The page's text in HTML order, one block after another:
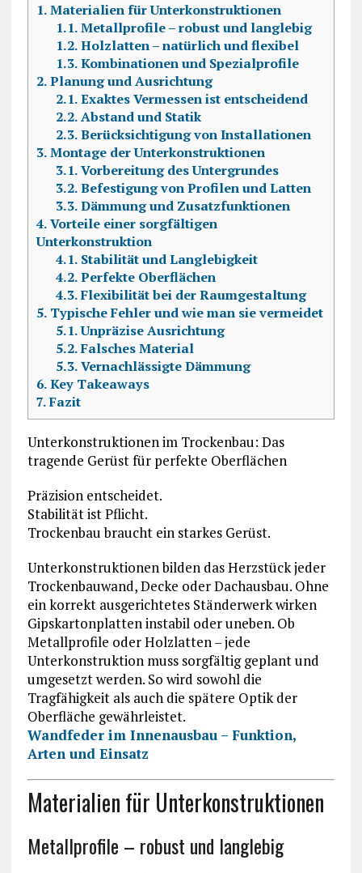
1.Materialien für Unterkonstruktionen
1.1.Metallprofile – robust und langlebig
1.2.Holzlatten – natürlich und flexibel
1.3.Kombinationen und Spezialprofile
2.Planung und Ausrichtung
2.1.Exaktes Vermessen ist entscheidend
2.2.Abstand und Statik
2.3.Berücksichtigung von Installationen
3.Montage der Unterkonstruktionen
3.1.Vorbereitung des Untergrundes
3.2.Befestigung von Profilen und Latten
3.3.Dämmung und Zusatzfunktionen
4.Vorteile einer sorgfältigen
Unterkonstruktion
4.1.Stabilität und Langlebigkeit
4.2.Perfekte Oberflächen
4.3.Flexibilität bei der Raumgestaltung
5.Typische Fehler und wie man sie vermeidet
5.1.Unpräzise Ausrichtung
5.2.Falsches Material
5.3.Vernachlässigte Dämmung
6.Key Takeaways
7.Fazit
Unterkonstruktionen im Trockenbau: Das
tragende Gerüst für perfekte Oberflächen
Präzision entscheidet.
Stabilität ist Pflicht.
Trockenbau braucht ein starkes Gerüst.
Unterkonstruktionen bilden das Herzstück jeder
Trockenbauwand, Decke oder Dachausbau. Ohne
ein korrekt ausgerichtetes Ständerwerk wirken
Gipskartonplatten instabil oder uneben. Ob
Metallprofile oder Holzlatten – jede
Unterkonstruktion muss sorgfältig geplant und
umgesetzt werden. So wird sowohl die
Tragfähigkeit als auch die spätere Optik der
Oberfläche gewährleistet.
Wandfeder im Innenausbau – Funktion,
Arten und Einsatz
Materialien für Unterkonstruktionen
Metallprofile – robust und langlebig